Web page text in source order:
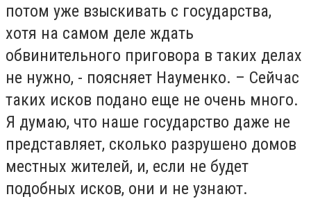
потом уже взыскивать с государства,
хотя на самом деле ждать
обвинительного приговора в таких делах
не нужно, - поясняет Науменко. – Сейчас
таких исков подано еще не очень много.
Я думаю, что наше государство даже не
представляет, сколько разрушено домов
местных жителей, и, если не будет
подобных исков, они и не узнают.